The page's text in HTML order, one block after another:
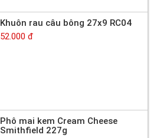
Khuôn rau câu bông 27x9 RC04
52.000 đ
Phô mai kem Cream Cheese
Smithfield 227g